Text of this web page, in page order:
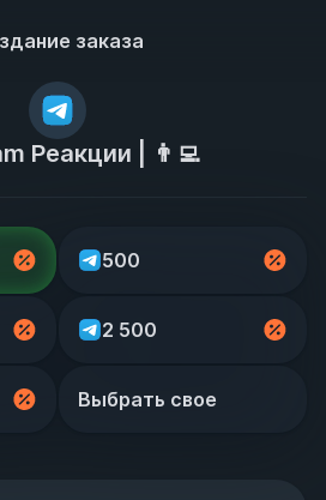
заказа
Реакции | 👨‍💻
500
2 500
Выбрать свое